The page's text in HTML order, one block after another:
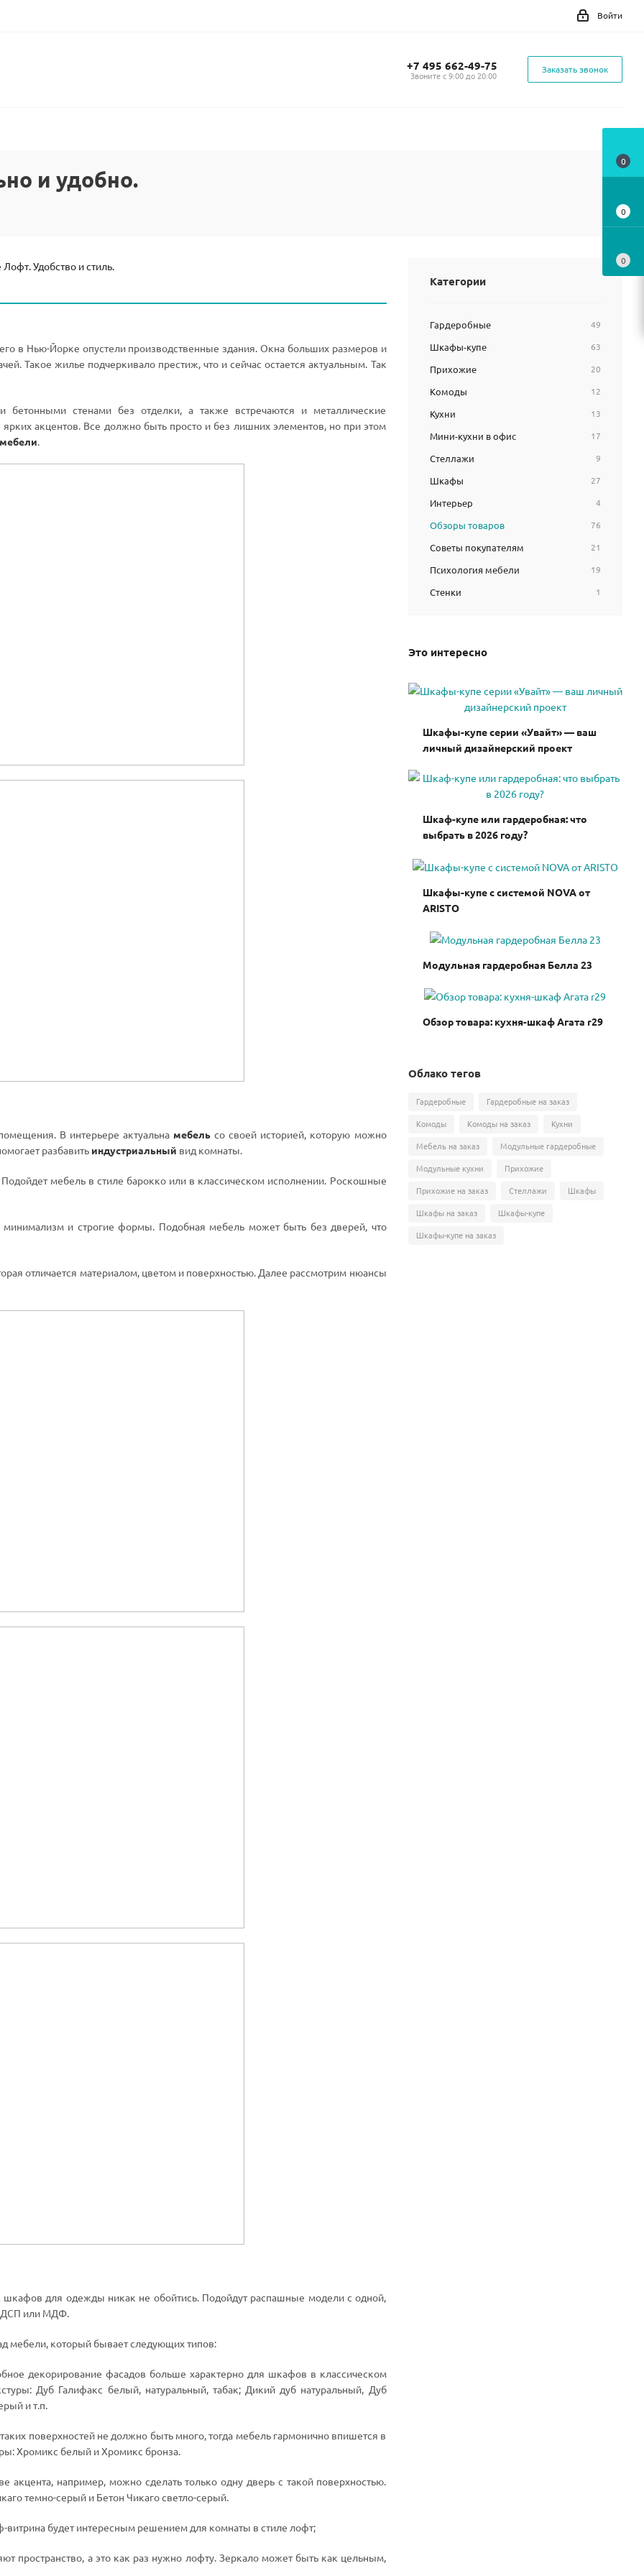
Войти
+7 495 662-49-75
Звоните с 9:00 до 20:00
Заказать звонок
и удобно.
Удобство и стиль.
в Нью-Йорке опустели производственные здания. Окна больших размеров и
Такое жилье подчеркивало престиж, что и сейчас остается актуальным. Так
бетонными стенами без отделки, а также встречаются и металлические
акцентов. Все должно быть просто и без лишних элементов, но при этом
.
В интерьере актуальна мебель со своей историей, которую можно
разбавить индустриальный вид комнаты.
мебель в стиле барокко или в классическом исполнении. Роскошные
минимализм и строгие формы. Подобная мебель может быть без дверей, что
отличается материалом, цветом и поверхностью. Далее рассмотрим нюансы
для одежды никак не обойтись. Подойдут распашные модели с одной,
или МДФ.
мебели, который бывает следующих типов:
декорирование фасадов больше характерно для шкафов в классическом
Дуб Галифакс белый, натуральный, табак; Дикий дуб натуральный, Дуб
и т.п.
поверхностей не должно быть много, тогда мебель гармонично впишется в
Хромикс белый и Хромикс бронза.
акцента, например, можно сделать только одну дверь с такой поверхностью.
темно-серый и Бетон Чикаго светло-серый.
будет интересным решением для комнаты в стиле лофт;
пространство, а это как раз нужно лофту. Зеркало может быть как цельным,
Категории
Гардеробные 49
Шкафы-купе 63
Прихожие 20
Комоды 12
Кухни 13
Мини-кухни в офис 17
Стеллажи 9
Шкафы 27
Интерьер 4
Обзоры товаров 76
Советы покупателям 21
Психология мебели 19
Стенки 1
Это интересно
Шкафы-купе серии «Увайт» — ваш
личный дизайнерский проект
Шкаф-купе или гардеробная: что
выбрать в 2026 году?
Шкафы-купе с системой NOVA от
ARISTO
Модульная гардеробная Белла 23
Обзор товара: кухня-шкаф Агата r29
Облако тегов
Гардеробные
Гардеробные на заказ
Комоды
Комоды на заказ
Кухни
Мебель на заказ
Модульные гардеробные
Модульные кухни
Прихожие
Прихожие на заказ
Стеллажи
Шкафы
Шкафы на заказ
Шкафы-купе
Шкафы-купе на заказ
0
0
0